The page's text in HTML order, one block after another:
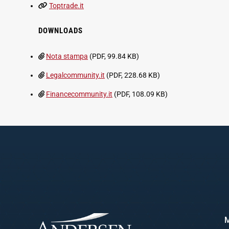
Toptrade.it
DOWNLOADS
Nota stampa (PDF, 99.84 KB)
Legalcommunity.it (PDF, 228.68 KB)
Financecommunity.it (PDF, 108.09 KB)